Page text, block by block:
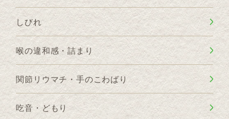
しびれ
喉の違和感・詰まり
関節リウマチ・手のこわばり
吃音・どもり